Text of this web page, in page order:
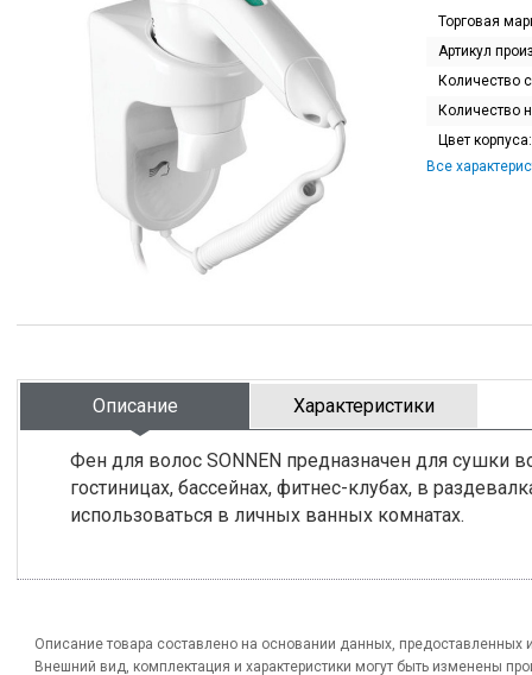
Торговая
Артикул
Количество
Количество
Цвет
Все
Описание Характеристики
Фен для волос SONNEN предназначен для сушки
гостиницах, бассейнах, фитнес-клубах, в
использоваться в личных ванных комнатах.
Описание товара составлено на основании данных, предоставленных
Внешний вид, комплектация и характеристики могут быть изменены